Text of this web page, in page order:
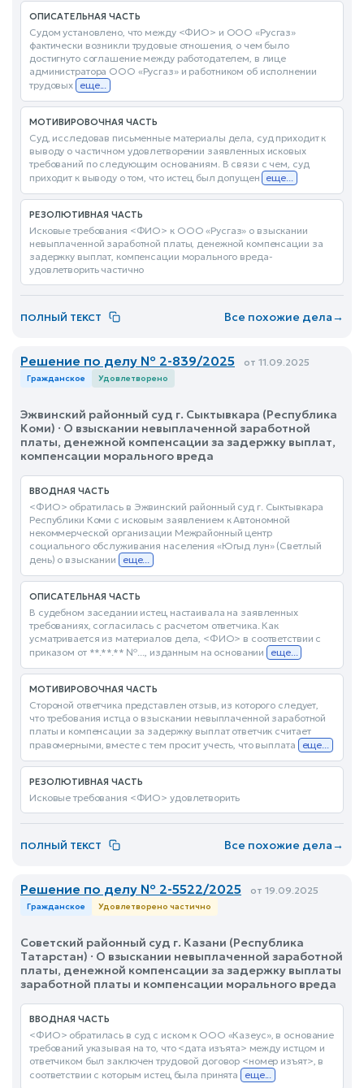
ОПИСАТЕЛЬНАЯ ЧАСТЬ
Судом установлено, что между <ФИО> и ООО «Русгаз»
фактически возникли трудовые отношения, о чем было
достигнуто соглашение между работодателем, в лице
администратора ООО «Русгаз» и работником об исполнении
трудовых еще...
МОТИВИРОВОЧНАЯ ЧАСТЬ
Суд, исследовав письменные материалы дела, суд приходит к
выводу о частичном удовлетворении заявленных исковых
требований по следующим основаниям. В связи с чем, суд
приходит к выводу о том, что истец был допущен еще...
РЕЗОЛЮТИВНАЯ ЧАСТЬ
Исковые требования <ФИО> к ООО «Русгаз» о взыскании
невыплаченной заработной платы, денежной компенсации за
задержку выплат, компенсации морального вреда-
удовлетворить частично
ПОЛНЫЙ ТЕКСТ Все похожие дела→
Решение по делу № 2-839/2025 от 11.09.2025
Гражданское Удовлетворено
Эжвинский районный суд г. Сыктывкара (Республика
Коми) · О взыскании невыплаченной заработной
платы, денежной компенсации за задержку выплат,
компенсации морального вреда
ВВОДНАЯ ЧАСТЬ
<ФИО> обратилась в Эжвинский районный суд г. Сыктывкара
Республики Коми с исковым заявлением к Автономной
некоммерческой организации Межрайонный центр
социального обслуживания населения «Югыд лун» (Светлый
день) о взыскании
еще...
ОПИСАТЕЛЬНАЯ ЧАСТЬ
В судебном заседании истец настаивала на заявленных
требованиях, согласилась с расчетом ответчика. Как
усматривается из материалов дела, <ФИО> в соответствии с
приказом от **.**.** №..., изданным на основании еще...
МОТИВИРОВОЧНАЯ ЧАСТЬ
Стороной ответчика представлен отзыв, из которого следует,
что требования истца о взыскании невыплаченной заработной
платы и компенсации за задержку выплат ответчик считает
правомерными, вместе с тем просит учесть, что выплата
еще...
РЕЗОЛЮТИВНАЯ ЧАСТЬ
Исковые требования <ФИО> удовлетворить
ПОЛНЫЙ ТЕКСТ Все похожие дела→
Решение по делу № 2-5522/2025 от 19.09.2025
Гражданское Удовлетворено частично
Советский районный суд г. Казани (Республика
Татарстан) · О взыскании невыплаченной заработной
платы, денежной компенсации за задержку выплаты
заработной платы и компенсации морального вреда
ВВОДНАЯ ЧАСТЬ
<ФИО> обратилась в суд с иском к ООО «Казеус», в основание
требований указывая на то, что <дата изъята> между истцом и
ответчиком был заключен трудовой договор <номер изъят>, в
соответствии с которым истец была принята
еще...